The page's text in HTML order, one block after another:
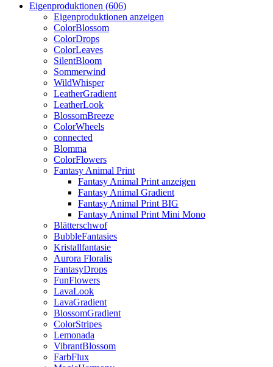
Eigenproduktionen (606)
Eigenproduktionen anzeigen
ColorBlossom
ColorDrops
ColorLeaves
SilentBloom
Sommerwind
WildWhisper
LeatherGradient
LeatherLook
BlossomBreeze
ColorWheels
connected
Blomma
ColorFlowers
Fantasy Animal Print
Fantasy Animal Print anzeigen
Fantasy Animal Gradient
Fantasy Animal Print BIG
Fantasy Animal Print Mini Mono
Blätterschwof
BubbleFantasies
Kristallfantasie
Aurora Floralis
FantasyDrops
FunFlowers
LavaLook
LavaGradient
BlossomGradient
ColorStripes
Lemonada
VibrantBlossom
FarbFlux